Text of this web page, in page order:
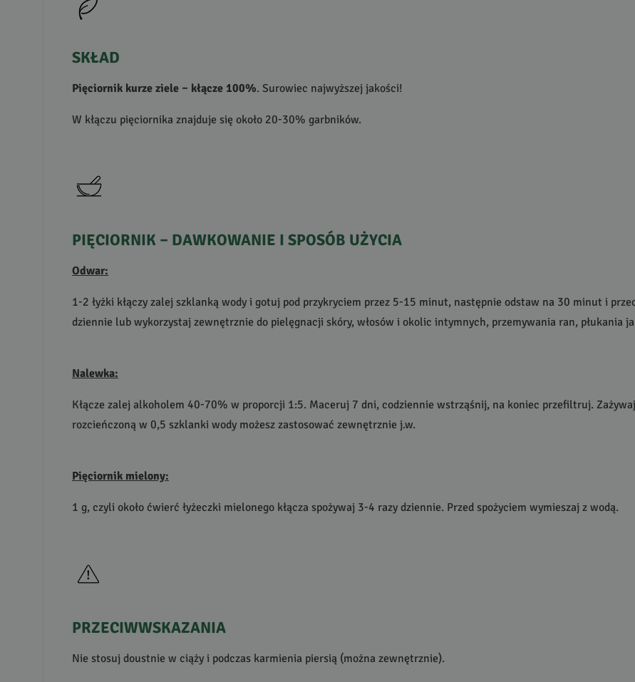
SKŁAD
Pięciornik kurze ziele – kłącze 100%. Surowiec najwyższej jakości!
W kłączu pięciornika znajduje się około 20-30% garbników.
PIĘCIORNIK – DAWKOWANIE I SPOSÓB UŻYCIA
Odwar:
1-2 łyżki kłączy zalej szklanką wody i gotuj pod przykryciem przez 5-15 minut, następnie odstaw na 30 minut i
dziennie lub wykorzystaj zewnętrznie do pielęgnacji skóry, włosów i okolic intymnych, przemywania ran, płukania
Nalewka:
Kłącze zalej alkoholem 40-70% w proporcji 1:5. Maceruj 7 dni, codziennie wstrząśnij, na koniec przefiltruj.
rozcieńczoną w 0,5 szklanki wody możesz zastosować zewnętrznie j.w.
Pięciornik mielony:
1 g, czyli około ćwierć łyżeczki mielonego kłącza spożywaj 3-4 razy dziennie. Przed spożyciem wymieszaj z wodą.
PRZECIWWSKAZANIA
Nie stosuj doustnie w ciąży i podczas karmienia piersią (można zewnętrznie).